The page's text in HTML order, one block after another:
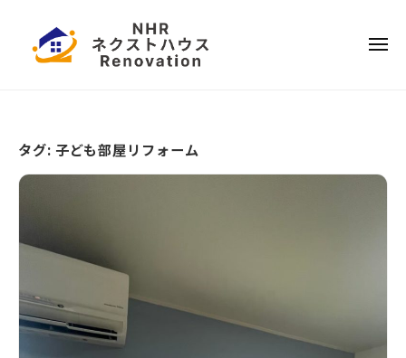
ハ
ウ
ス
フ
ー
ム
メ
タグ: 子ども部屋リフォーム
ォ
ー